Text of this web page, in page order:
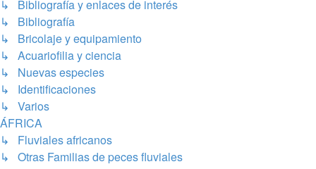
↳ Bibliografía y enlaces de interés
↳ Bibliografía
↳ Bricolaje y equipamiento
↳ Acuariofilia y ciencia
↳ Nuevas especies
↳ Identificaciones
↳ Varios
ÁFRICA
↳ Fluviales africanos
↳ Otras Familias de peces fluviales